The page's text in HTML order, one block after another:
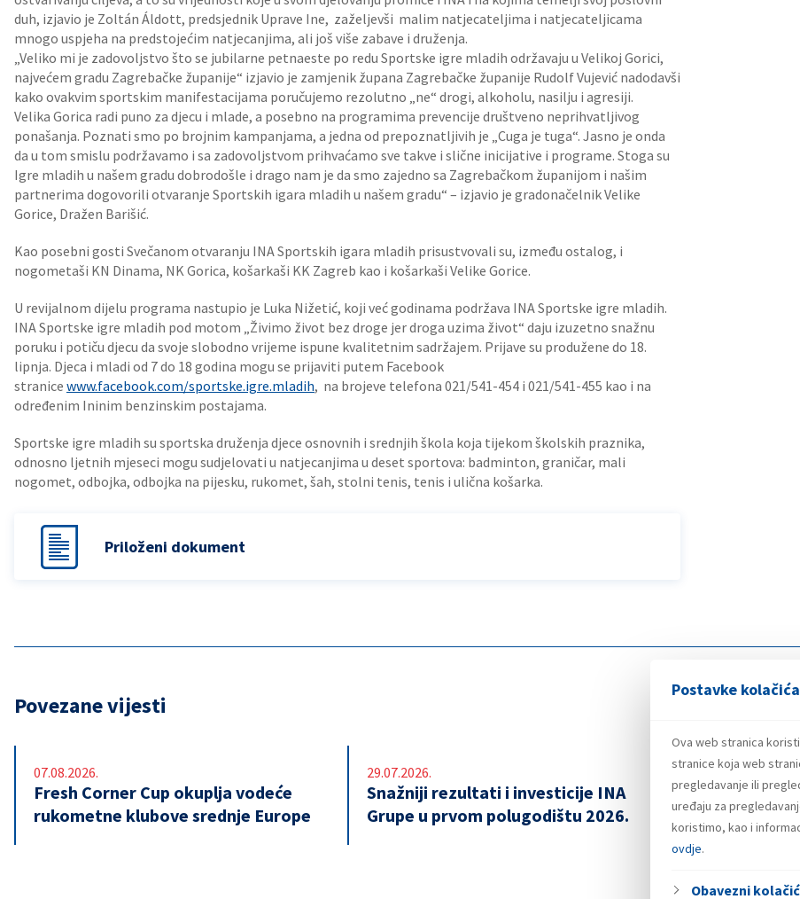
Postavke kolačića
Ova web stranica
stranice koja web
pregledavanje ili
uređaju za
koristimo, kao i
ovdje.
Obavezni
duh, izjavio je Zoltán Áldott, predsjednik Uprave Ine, zaželjevši malim natjecateljima i natjecateljicama
mnogo uspjeha na predstojećim natjecanjima, ali još više zabave i druženja.
„Veliko mi je zadovoljstvo što se jubilarne petnaeste po redu Sportske igre mladih održavaju u Velikoj Gorici,
najvećem gradu Zagrebačke županije“ izjavio je zamjenik župana Zagrebačke županije Rudolf Vujević nadodavši
kako ovakvim sportskim manifestacijama poručujemo rezolutno „ne“ drogi, alkoholu, nasilju i agresiji.
Velika Gorica radi puno za djecu i mlade, a posebno na programima prevencije društveno neprihvatljivog
ponašanja. Poznati smo po brojnim kampanjama, a jedna od prepoznatljivih je „Cuga je tuga“. Jasno je onda
da u tom smislu podržavamo i sa zadovoljstvom prihvaćamo sve takve i slične inicijative i programe. Stoga su
Igre mladih u našem gradu dobrodošle i drago nam je da smo zajedno sa Zagrebačkom županijom i našim
partnerima dogovorili otvaranje Sportskih igara mladih u našem gradu“ – izjavio je gradonačelnik Velike
Gorice, Dražen Barišić.
Kao posebni gosti Svečanom otvaranju INA Sportskih igara mladih prisustvovali su, između ostalog, i
nogometaši KN Dinama, NK Gorica, košarkaši KK Zagreb kao i košarkaši Velike Gorice.
U revijalnom dijelu programa nastupio je Luka Nižetić, koji već godinama podržava INA Sportske igre mladih.
INA Sportske igre mladih pod motom „Živimo život bez droge jer droga uzima život“ daju izuzetno snažnu
poruku i potiču djecu da svoje slobodno vrijeme ispune kvalitetnim sadržajem. Prijave su produžene do 18.
lipnja. Djeca i mladi od 7 do 18 godina mogu se prijaviti putem Facebook
stranice www.facebook.com/sportske.igre.mladih, na brojeve telefona 021/541-454 i 021/541-455 kao i na
određenim Ininim benzinskim postajama.
Sportske igre mladih su sportska druženja djece osnovnih i srednjih škola koja tijekom školskih praznika,
odnosno ljetnih mjeseci mogu sudjelovati u natjecanjima u deset sportova: badminton, graničar, mali
nogomet, odbojka, odbojka na pijesku, rukomet, šah, stolni tenis, tenis i ulična košarka.
Priloženi dokument
Povezane vijesti
07.08.2026.
Fresh Corner Cup okuplja vodeće
rukometne klubove srednje Europe
29.07.2026.
Snažniji rezultati i investicije INA
Grupe u prvom polugodištu 2026.